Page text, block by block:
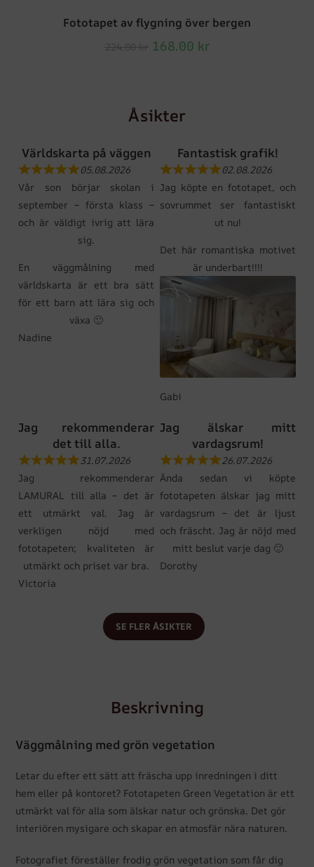
Fototapet av flygning över bergen
168.00 kr
Åsikter
Världskarta på väggen
05.08.2026
Vår son börjar skolan i
september – första klass –
och är väldigt ivrig att lära
sig.
En väggmålning med
världskarta är ett bra sätt
för ett barn att lära sig och
växa 🙂
Nadine
Fantastisk grafik!
02.08.2026
Jag köpte en fototapet, och
sovrummet ser fantastiskt
ut nu!
Det här romantiska motivet
är underbart!!!!
Gabi
Jag rekommenderar
det till alla.
31.07.2026
Jag rekommenderar
LAMURAL till alla – det är
ett utmärkt val. Jag är
verkligen nöjd med
fototapeten; kvaliteten är
utmärkt och priset var bra.
Victoria
Jag älskar mitt
vardagsrum!
26.07.2026
Ända sedan vi köpte
fototapeten älskar jag mitt
vardagsrum – det är ljust
och fräscht. Jag är nöjd med
mitt beslut varje dag 🙂
Dorothy
SE FLER ÅSIKTER
Beskrivning
Väggmålning med grön vegetation
Letar du efter ett sätt att fräscha upp inredningen i ditt
hem eller på kontoret? Fototapeten Green Vegetation är ett
utmärkt val för alla som älskar natur och grönska. Det gör
interiören mysigare och skapar en atmosfär nära naturen.
Fotografiet föreställer frodig grön vegetation som får dig